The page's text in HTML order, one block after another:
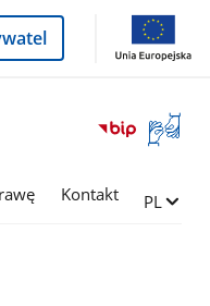
Otwórz
okno
języka
Kontakt Zmień
PL